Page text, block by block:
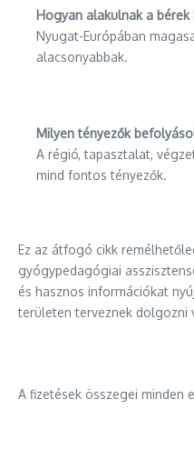
Hogyan alakulnak a bérek
Nyugat-Európában
alacsonyabbak.
Milyen tényezők
A régió, tapasztalat,
mind fontos tényezők.
Ez az átfogó cikk
gyógypedagógiai
és hasznos információkat
területen terveznek dolgozni
A fizetések összegei minden